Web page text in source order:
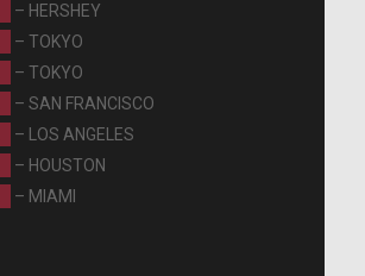
– HERSHEY
– TOKYO
– TOKYO
– SAN FRANCISCO
– LOS ANGELES
– HOUSTON
– MIAMI